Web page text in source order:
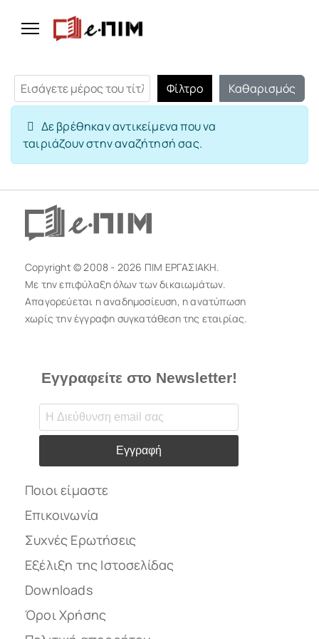
Εισάγετε μέρος του τίτλου.
Φίλτρο
Καθαρισμός
Εμφάνιση #
Πληροφορία
Δε βρέθηκαν αντικείμενα που να
ταιριάζουν στην αναζήτησή σας.
Copyright © 2008 - 2026 ΠΙΜ ΕΡΓΑΣΙΑΚΗ.
Με την επιφύλαξη όλων των δικαιωμάτων.
Απαγορεύεται η αναδημοσίευση, η ανατύπωση
χωρίς την έγγραφη συγκατάθεση της εταιρίας.
Εγγραφείτε στο Newsletter!
Εγγραφή
Ποιοι είμαστε
Επικοινωνία
Συχνές Ερωτήσεις
Εξέλιξη της Ιστοσελίδας
Downloads
Όροι Χρήσης